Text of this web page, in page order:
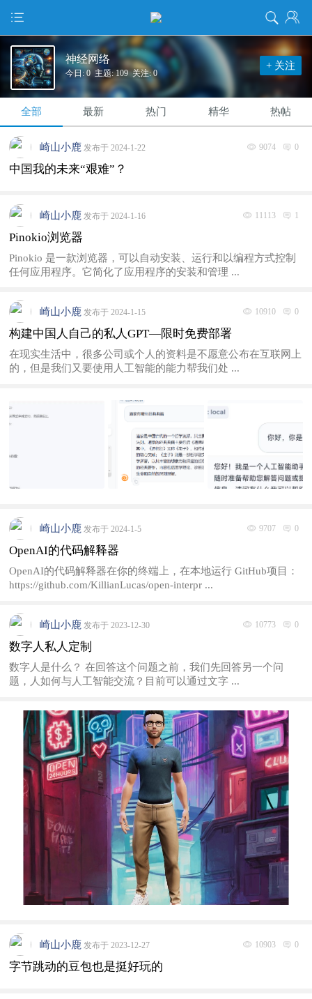
+ 关注
神经网络
今日: 0 主题: 109 关注: 0
全部 最新 热门 精华 热帖
9074 0
崎山小鹿 发布于 2024-1-22
中国我的未来“艰难”？
11113 1
崎山小鹿 发布于 2024-1-16
Pinokio浏览器
Pinokio 是一款浏览器，可以自动安装、运行和以编程方式控制
任何应用程序。它简化了应用程序的安装和管理 ...
10910 0
崎山小鹿 发布于 2024-1-15
构建中国人自己的私人GPT—限时免费部署
在现实生活中，很多公司或个人的资料是不愿意公布在互联网上
的，但是我们又要使用人工智能的能力帮我们处 ...
9707 0
崎山小鹿 发布于 2024-1-5
OpenAI的代码解释器
OpenAI的代码解释器在你的终端上，在本地运行 GitHub项目：
https://github.com/KillianLucas/open-interpr ...
10773 0
崎山小鹿 发布于 2023-12-30
数字人私人定制
数字人是什么？ 在回答这个问题之前，我们先回答另一个问
题，人如何与人工智能交流？目前可以通过文字 ...
10903 0
崎山小鹿 发布于 2023-12-27
字节跳动的豆包也是挺好玩的